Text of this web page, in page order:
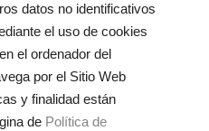
datos no identificativos
el uso de cookies
el ordenador del
por el Sitio Web
y finalidad están
de Política de